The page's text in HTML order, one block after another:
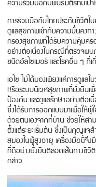
ความร่วมมือกับพันธมิตรที่มีเป้
การร่วมมือกับไทยประกันชีวิตใ
ดูแลสุขภาพเข้ากับความมั่นคงทา
กรองสุขภาพที่ได้รับความคุ้มคร
อย่างต่อเนื่องในกรณีที่ตรวจพบภ
ชนิดอัลไซเมอร์ และโรคอื่น ๆ ที่
เอไซ ไม่ได้มองเพียงแค่การดูแล
หรือระบบนิเวศสุขภาพที่ยั่งยืนเ
ป้องกัน และดูแลรักษาอย่างต่อ
ซึ่งได้รับการออกแบบมาเพื่อให้ผู้
ด้วยตนเองจากที่บ้าน ช่วยให้สา
ตั้งแต่ระยะเริ่มต้น ซึ่งเป็นกุญแจ
สมองในผู้สูงอายุ เครื่องมือนี้จึ
ที่ดีอย่างยั่งยืนตลอดเส้นทางชี
กล่าว